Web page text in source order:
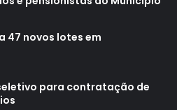
47 novos lotes em
para contratação de